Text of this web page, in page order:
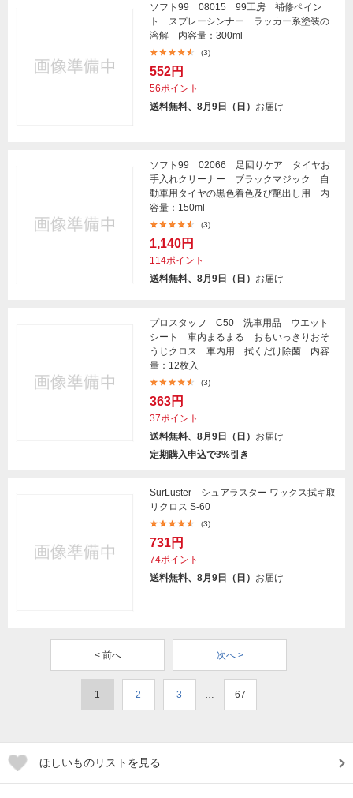
ソフト99 08015 99工房 補修ペイン
ト スプレーシンナー ラッカー系塗装の
溶解 内容量：300ml
(3)
552円
56ポイント
送料無料、8月9日（日） お届け
ソフト99 02066 足回りケア タイヤお
手入れクリーナー ブラックマジック 自
動車用タイヤの黒色着色及び艶出し用 内
容量：150ml
(3)
1,140円
114ポイント
送料無料、8月9日（日） お届け
プロスタッフ C50 洗車用品 ウエット
シート 車内まるまる おもいっきりおそ
うじクロス 車内用 拭くだけ除菌 内容
量：12枚入
(3)
363円
37ポイント
送料無料、8月9日（日） お届け
定期購入申込で3%引き
SurLuster シュアラスター ワックス拭キ取
リクロス S-60
(3)
731円
74ポイント
送料無料、8月9日（日） お届け
< 前へ 次へ >
1 2 3 67
ほしいものリストを見る